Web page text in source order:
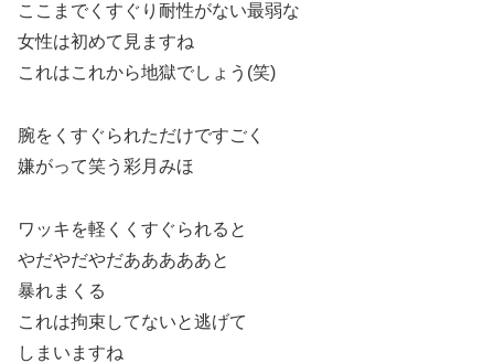
ここまでくすぐり耐性がない最弱な
女性は初めて見ますね
これはこれから地獄でしょう(笑)
腕をくすぐられただけですごく
嫌がって笑う彩月みほ
ワッキを軽くくすぐられると
やだやだやだあああああと
暴れまくる
これは拘束してないと逃げて
しまいますね